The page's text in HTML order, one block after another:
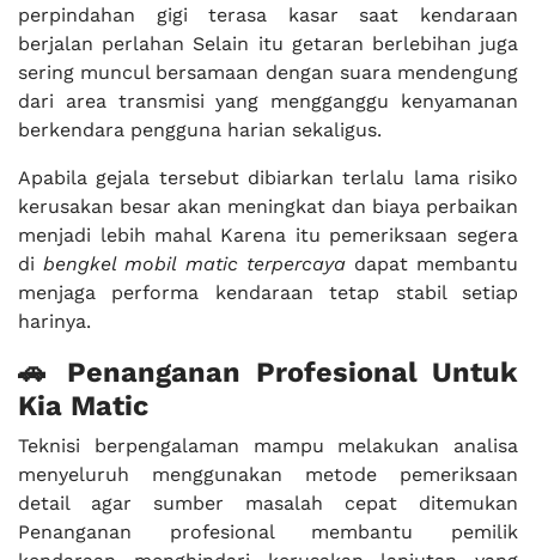
perpindahan gigi terasa kasar saat kendaraan
berjalan perlahan Selain itu getaran berlebihan juga
sering muncul bersamaan dengan suara mendengung
dari area transmisi yang mengganggu kenyamanan
berkendara pengguna harian sekaligus.
Apabila gejala tersebut dibiarkan terlalu lama risiko
kerusakan besar akan meningkat dan biaya perbaikan
menjadi lebih mahal Karena itu pemeriksaan segera
dibengkel mobil matic terpercayadapat membantu
menjaga performa kendaraan tetap stabil setiap
harinya.
🚗 Penanganan Profesional Untuk
Kia Matic
Teknisi berpengalaman mampu melakukan analisa
menyeluruh menggunakan metode pemeriksaan
detail agar sumber masalah cepat ditemukan
Penanganan profesional membantu pemilik